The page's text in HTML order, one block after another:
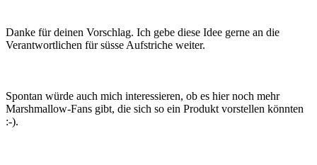
Danke für deinen Vorschlag. Ich gebe diese Idee gerne an die
Verantwortlichen für süsse Aufstriche weiter.
Spontan würde auch mich interessieren, ob es hier noch mehr
Marshmallow-Fans gibt, die sich so ein Produkt vorstellen könnten
:-).